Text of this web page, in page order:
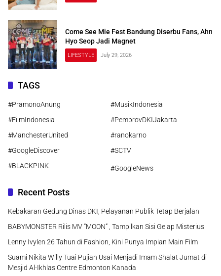
Come See Mie Fest Bandung Diserbu Fans, Ahn
Hyo Seop Jadi Magnet
LIFESTYLE July 29, 2026
TAGS
#PramonoAnung
#MusikIndonesia
#FilmIndonesia
#PemprovDKIJakarta
#ManchesterUnited
#ranokarno
#GoogleDiscover
#SCTV
#BLACKPINK
#GoogleNews
Recent Posts
Kebakaran Gedung Dinas DKI, Pelayanan Publik Tetap Berjalan
BABYMONSTER Rilis MV “MOON” , Tampilkan Sisi Gelap Misterius
Lenny Ivylen 26 Tahun di Fashion, Kini Punya Impian Main Film
Suami Nikita Willy Tuai Pujian Usai Menjadi Imam Shalat Jumat di
Mesjid Al-Ikhlas Centre Edmonton Kanada